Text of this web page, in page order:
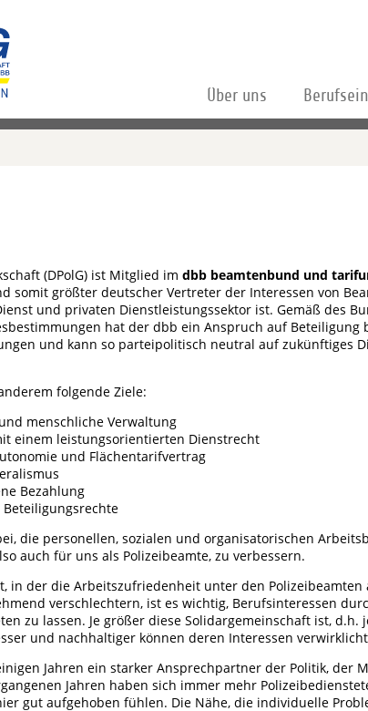
Über uns
(DPolG) ist Mitglied im dbb beamtenbund und
somit größter deutscher Vertreter der Interessen von
und privaten Dienstleistungssektor ist. Gemäß des
hat der dbb ein Anspruch auf Beteiligung
und kann so parteipolitisch neutral auf zukünftiges
folgende Ziele:
menschliche Verwaltung
einem leistungsorientierten Dienstrecht
und Flächentarifvertrag
Bezahlung
die personellen, sozialen und organisatorischen
auch für uns als Polizeibeamte, zu verbessern.
in der die Arbeitszufriedenheit unter den
verschlechtern, ist es wichtig, Berufsinteressen
zu lassen. Je größer diese Solidargemeinschaft ist,
und nachhaltiger können deren Interessen
Jahren ein starker Ansprechpartner der Politik, der
Jahren haben sich immer mehr
gut aufgehoben fühlen. Die Nähe, die individuelle